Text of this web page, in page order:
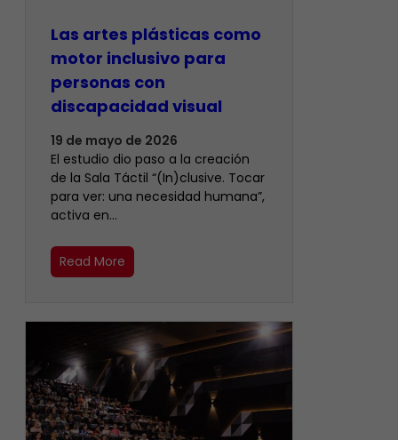
Las artes plásticas como
motor inclusivo para
personas con
discapacidad visual
19 de mayo de 2026
El estudio dio paso a la creación
de la Sala Táctil “(In)clusive. Tocar
para ver: una necesidad humana”,
activa en…
Read More